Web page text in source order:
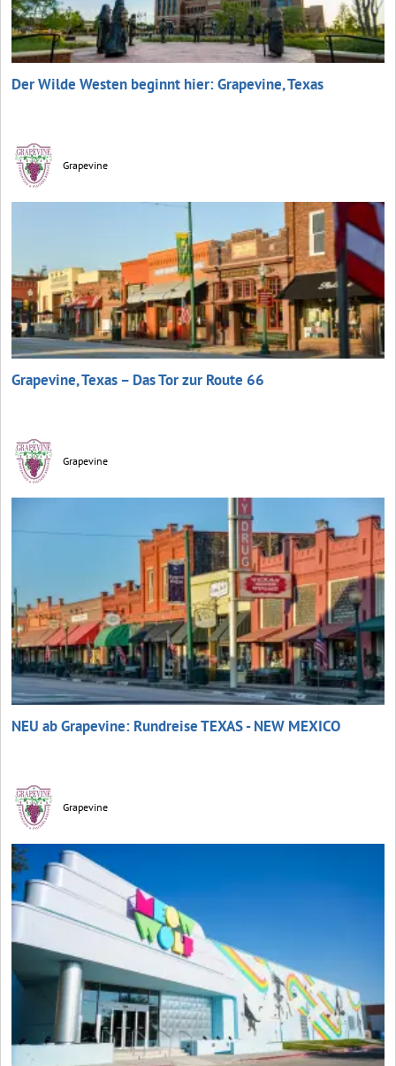
Der Wilde Westen beginnt hier: Grapevine, Texas
Grapevine
Grapevine, Texas – Das Tor zur Route 66
Grapevine
NEU ab Grapevine: Rundreise TEXAS - NEW MEXICO
Grapevine